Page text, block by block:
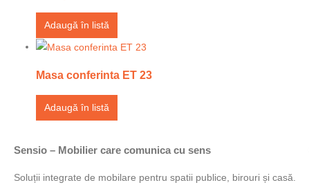
Adaugă în listă
Masa conferinta ET 23
Adaugă în listă
Sensio – Mobilier care comunica cu sens
Soluții integrate de mobilare pentru spatii publice, birouri și casă.